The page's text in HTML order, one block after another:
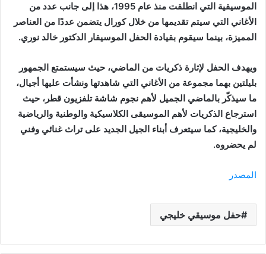
الموسيقية التي انطلقت منذ عام 1995، هذا إلى جانب عدد من
الأغاني التي سيتم تقديمها من خلال كورال يتضمن عددًا من العناصر
المميزة، بينما سيقوم بقيادة الحفل الموسيقار الدكتور خالد نوري.
ويهدف الحفل لإثارة ذكريات من الماضي، حيث سيستمتع الجمهور
بليلتين بهما مجموعة من الأغاني التي شاهدتها ونشأت عليها أجيال،
ما سيذكّر بالماضي الجميل لأهم نجوم شاشة تلفزيون قطر، حيث
استرجاع الذكريات لأهم الموسيقى الكلاسيكية والوطنية والرياضية
والخليجية، كما سيتعرف أبناء الجيل الجديد على تراث غنائي وفني
لم يحضروه.
المصدر
حفل موسيقي خليجي